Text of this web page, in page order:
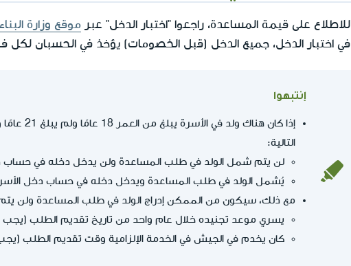
للاطلاع على قيمة المساعدة، راجعوا "اختبار الدخل" عبر موقع وزارة
في اختبار الدخل، جميع الدخل (قبل الخصومات) يؤخذ في الحسبان لكل
إنتبهوا
إذا كان
التالية:
لن يتم شمل الولد في طلب المساعدة ولن يدخل دخله في حساب
يُشمل الولد في طلب المساعدة ويدخل دخله في حساب دخل
مع ذلك، سيكون من الممكن إدراج الولد في طلب المساعدة ولن
يسري موعد تجنيده خلال عام واحد من تاريخ تقديم الطلب
كان يخدم في الجيش في الخدمة الإلزامية وقت تقديم الطلب